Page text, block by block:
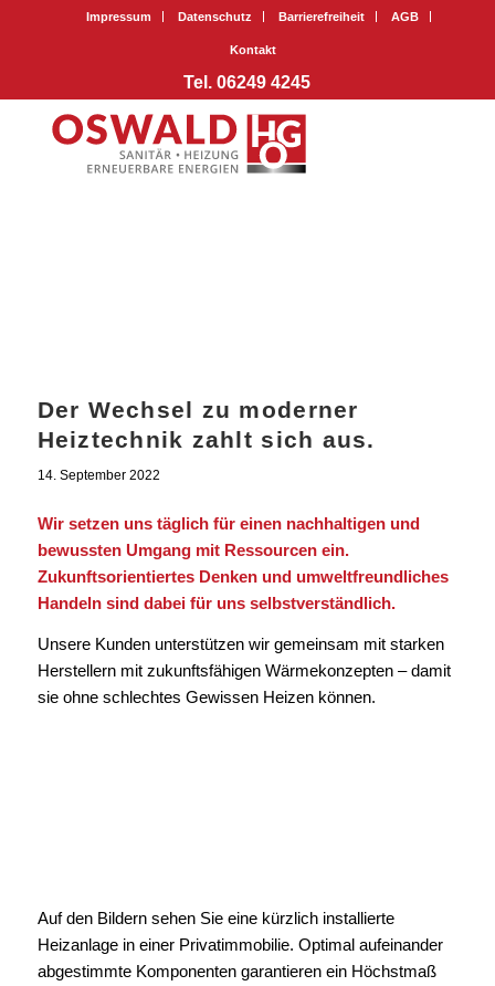
Impressum Datenschutz Barrierefreiheit AGB
Kontakt
Tel. 06249 4245
Der Wechsel zu moderner
Heiztechnik zahlt sich aus.
14. September 2022
Wir setzen uns täglich für einen nachhaltigen und
bewussten Umgang mit Ressourcen ein.
Zukunftsorientiertes Denken und umweltfreundliches
Handeln sind dabei für uns selbstverständlich.
Unsere Kunden unterstützen wir gemeinsam mit starken
Herstellern mit zukunftsfähigen Wärmekonzepten – damit
sie ohne schlechtes Gewissen Heizen können.
Auf den Bildern sehen Sie eine kürzlich installierte
Heizanlage in einer Privatimmobilie. Optimal aufeinander
abgestimmte Komponenten garantieren ein Höchstmaß